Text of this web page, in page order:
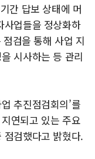
간 답보 상태에 머
업들을 정상화하
검을 통해 사업 지
시사하는 등 관리
추진점검회의’를
연되고 있는 주요
검했다고 밝혔다.